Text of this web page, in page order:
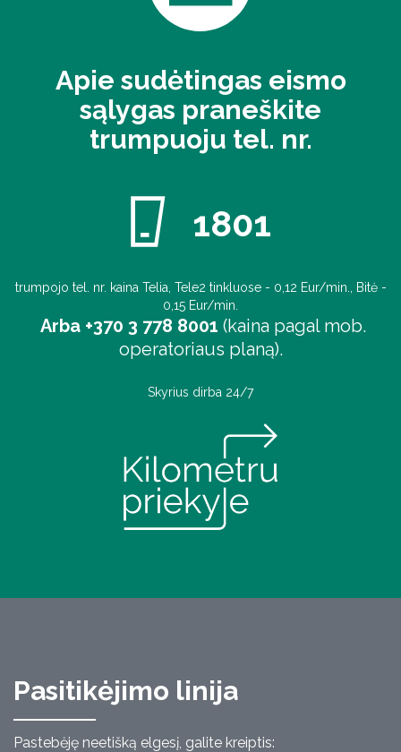
Apie sudėtingas eismo
sąlygas praneškite
trumpuoju tel. nr.
1801
trumpojo tel. nr. kaina Telia, Tele2 tinkluose - 0,12 Eur/min., Bitė -
0,15 Eur/min.
Arba +370 3 778 8001 (kaina pagal mob.
operatoriaus planą).
Skyrius dirba 24/7
Pasitikėjimo linija
Pastebėję neetišką elgesį, galite kreiptis: